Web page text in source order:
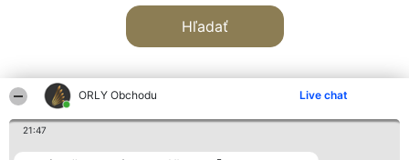
ORLY Obchodu Live chat
21:47
Hľadať